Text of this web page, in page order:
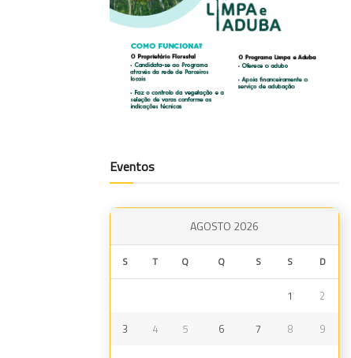
Eventos
AGOSTO 2026
S T Q Q S S D
1 2
3 4 5 6 7 8 9